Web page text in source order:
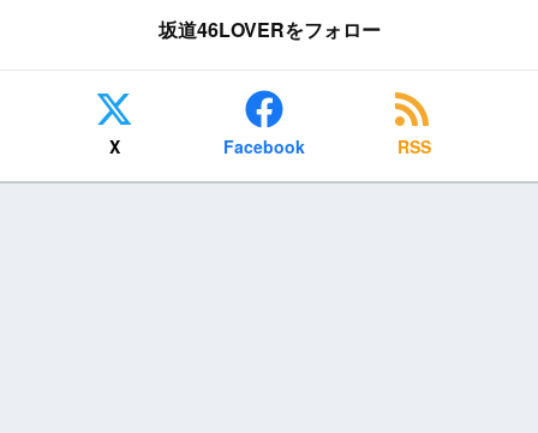
坂道46LOVERをフォロー
X Facebook RSS